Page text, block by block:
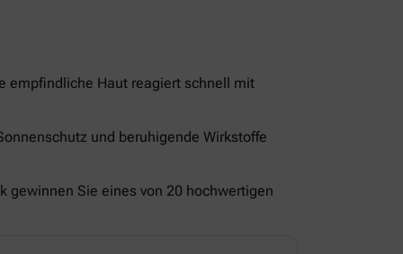
empfindliche Haut reagiert schnell mit
und beruhigende Wirkstoffe
gewinnen Sie eines von 20 hochwertigen